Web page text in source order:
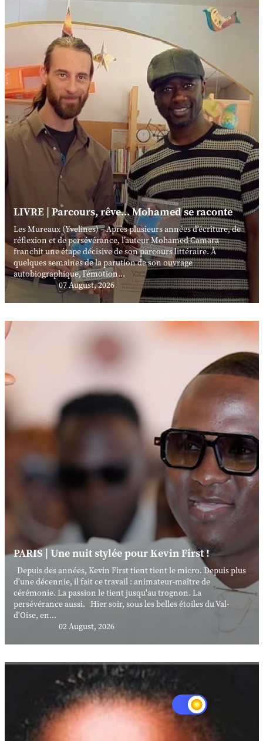
LIVRE | Parcours, rêve... Mohamed se raconte
Les Mureaux (Yvelines) – Après plusieurs années d’écriture, de
réflexion et de persévérance, l’auteur Mohamed Camara
franchit une étape décisive de son parcours littéraire. À
quelques semaines de la parution de son ouvrage
autobiographique, l’émotion...
07 August, 2026
PARIS | Une nuit stylée pour Kevin First !
Depuis des années, Kevin First tient tient le micro. Depuis plus
d'une décennie, il fait ce travail : animateur-maître de
cérémonie. La passion le tient jusqu'au trognon. La
persévérance aussi. Hier soir, sous les belles étoiles du Val-
d'Oise, en...
02 August, 2026